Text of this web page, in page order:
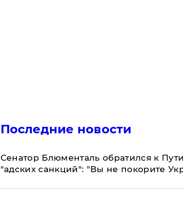
Последние новости
Сенатор Блюменталь обратился к
"адских санкций": "Вы не покорите